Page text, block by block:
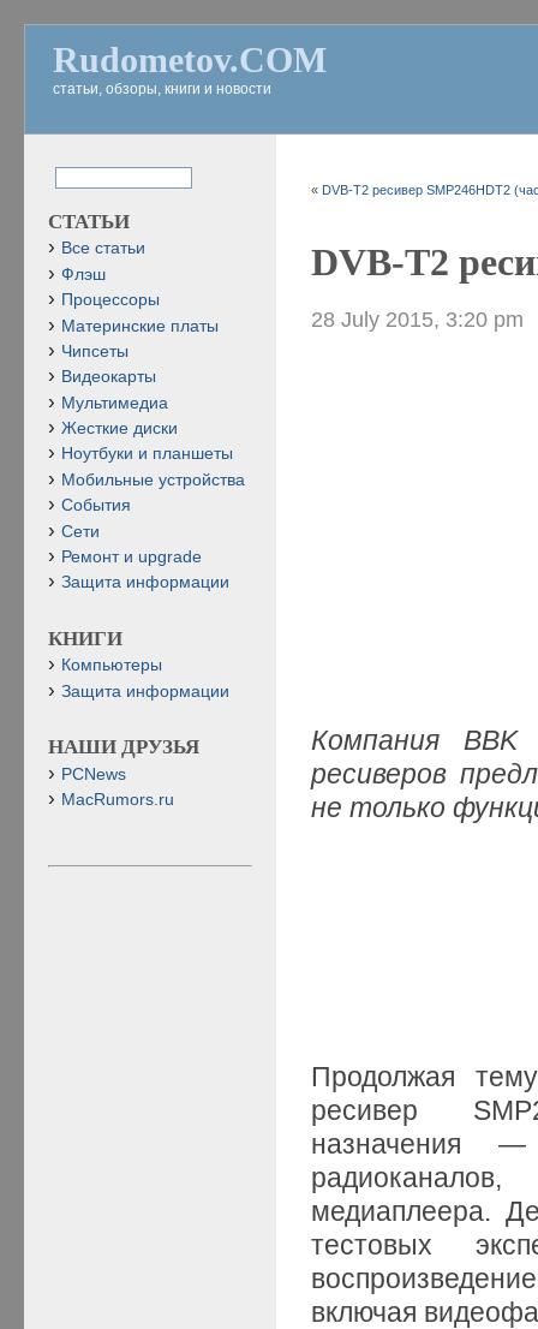
Rudometov.COM
статьи, обзоры, книги и новости
« DVB-T2 ресивер SMP246HDT2
DVB-T2
28 July 2015, 3:20 pm
Компания
ресиверов
не только
Продолжая
ресивер
назначения
медиаплеера.
тестовых
включая
СТАТЬИ
Все статьи
Флэш
Процессоры
Материнские платы
Чипсеты
Видеокарты
Мультимедиа
Жесткие диски
Ноутбуки и планшеты
Мобильные устройства
События
Сети
Ремонт и upgrade
Защита информации
КНИГИ
Компьютеры
Защита информации
НАШИ ДРУЗЬЯ
PCNews
MacRumors.ru